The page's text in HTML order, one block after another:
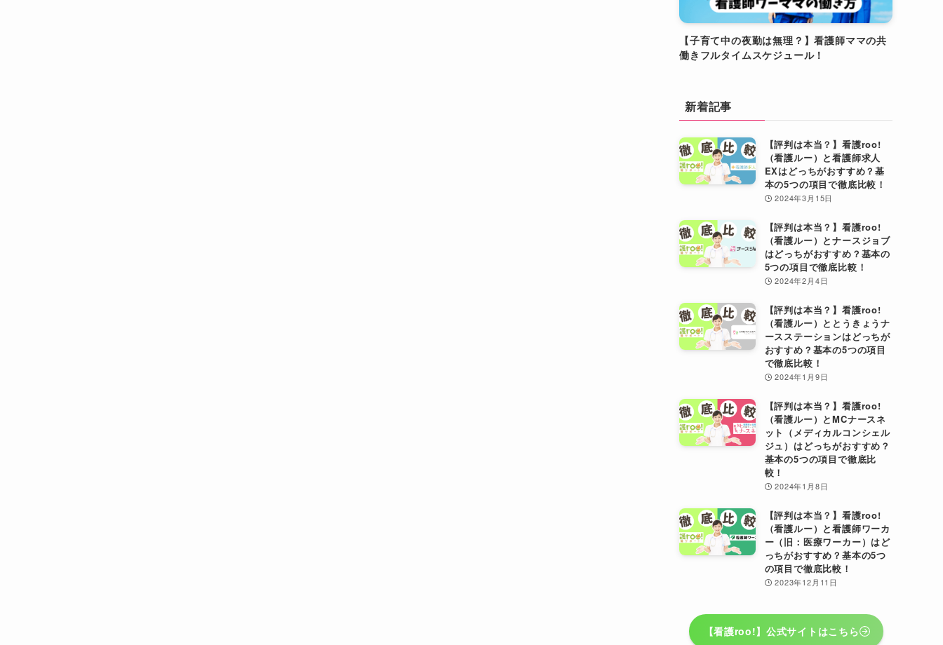
【子育て中の夜勤は無理？】看護師ママの共
働きフルタイムスケジュール！
新着記事
【評判は本当？】看護roo!
（看護ルー）と看護師求人
EXはどっちがおすすめ？基
本の5つの項目で徹底比較！
2024年3月15日
【評判は本当？】看護roo!
（看護ルー）とナースジョブ
はどっちがおすすめ？基本の
5つの項目で徹底比較！
2024年2月4日
【評判は本当？】看護roo!
（看護ルー）ととうきょうナ
ースステーションはどっちが
おすすめ？基本の5つの項目
で徹底比較！
2024年1月9日
【評判は本当？】看護roo!
（看護ルー）とMCナースネ
ット（メディカルコンシェル
ジュ）はどっちがおすすめ？
基本の5つの項目で徹底比
較！
2024年1月8日
【評判は本当？】看護roo!
（看護ルー）と看護師ワーカ
ー（旧：医療ワーカー）はど
っちがおすすめ？基本の5つ
の項目で徹底比較！
2023年12月11日
【看護roo!】公式サイトはこちら